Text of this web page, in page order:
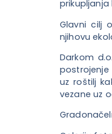
Glavni cilj
njihovu
Darkom
postrojenje
uz roštilj
vezane uz